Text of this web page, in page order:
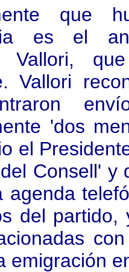
que
es el
Vallori,
Vallori
'dos
el
Consell' y
agenda
del partido,
emigración